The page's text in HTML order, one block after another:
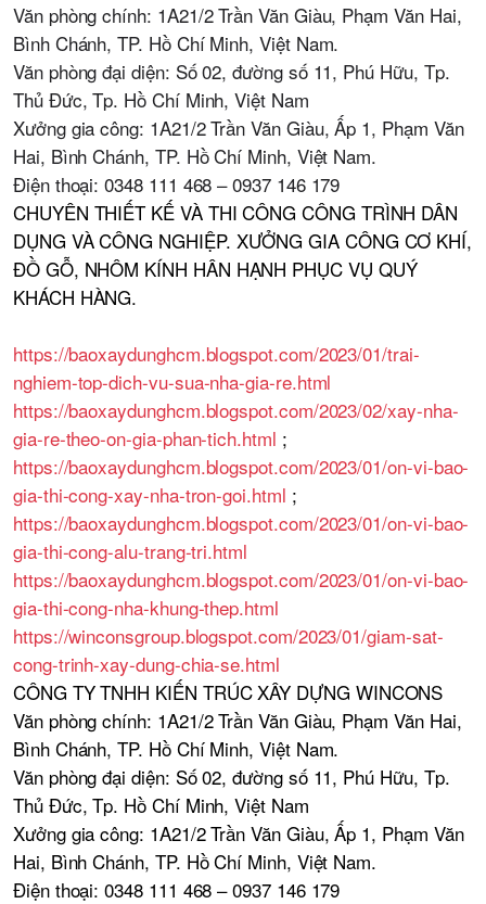
Văn phòng chính: 1A21/2 Trần Văn Giàu, Phạm Văn Hai,
Bình Chánh, TP. Hồ Chí Minh, Việt Nam.
Văn phòng đại diện: Số 02, đường số 11, Phú Hữu, Tp.
Thủ Đức, Tp. Hồ Chí Minh, Việt Nam
Xưởng gia công: 1A21/2 Trần Văn Giàu, Ấp 1, Phạm Văn
Hai, Bình Chánh, TP. Hồ Chí Minh, Việt Nam.
Điện thoại: 0348 111 468 – 0937 146 179
CHUYÊN THIẾT KẾ VÀ THI CÔNG CÔNG TRÌNH DÂN
DỤNG VÀ CÔNG NGHIỆP. XƯỞNG GIA CÔNG CƠ KHÍ,
ĐỒ GỖ, NHÔM KÍNH HÂN HẠNH PHỤC VỤ QUÝ
KHÁCH HÀNG.
https://baoxaydunghcm.blogspot.com/2023/01/trai-
nghiem-top-dich-vu-sua-nha-gia-re.html
https://baoxaydunghcm.blogspot.com/2023/02/xay-nha-
gia-re-theo-on-gia-phan-tich.html ;
https://baoxaydunghcm.blogspot.com/2023/01/on-vi-bao-
gia-thi-cong-xay-nha-tron-goi.html ;
https://baoxaydunghcm.blogspot.com/2023/01/on-vi-bao-
gia-thi-cong-alu-trang-tri.html
https://baoxaydunghcm.blogspot.com/2023/01/on-vi-bao-
gia-thi-cong-nha-khung-thep.html
https://winconsgroup.blogspot.com/2023/01/giam-sat-
cong-trinh-xay-dung-chia-se.html
CÔNG TY TNHH KIẾN TRÚC XÂY DỰNG WINCONS
Văn phòng chính: 1A21/2 Trần Văn Giàu, Phạm Văn Hai,
Bình Chánh, TP. Hồ Chí Minh, Việt Nam.
Văn phòng đại diện: Số 02, đường số 11, Phú Hữu, Tp.
Thủ Đức, Tp. Hồ Chí Minh, Việt Nam
Xưởng gia công: 1A21/2 Trần Văn Giàu, Ấp 1, Phạm Văn
Hai, Bình Chánh, TP. Hồ Chí Minh, Việt Nam.
Điện thoại: 0348 111 468 – 0937 146 179